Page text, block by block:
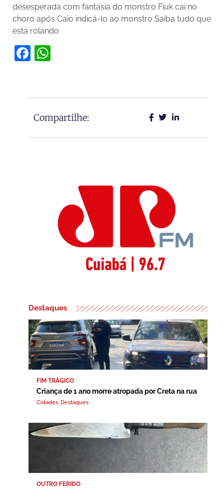
desesperada com fantasia do monstro Fiuk cai no
choro após Caio indicá-lo ao monstro Saiba tudo que
está rolando
Facebook
Compartilhe:
Destaques
FIM TRÁGICO
Criança de 1 ano morre atropada por Creta na rua
Cidades, Destaques
OUTRO FERIDO